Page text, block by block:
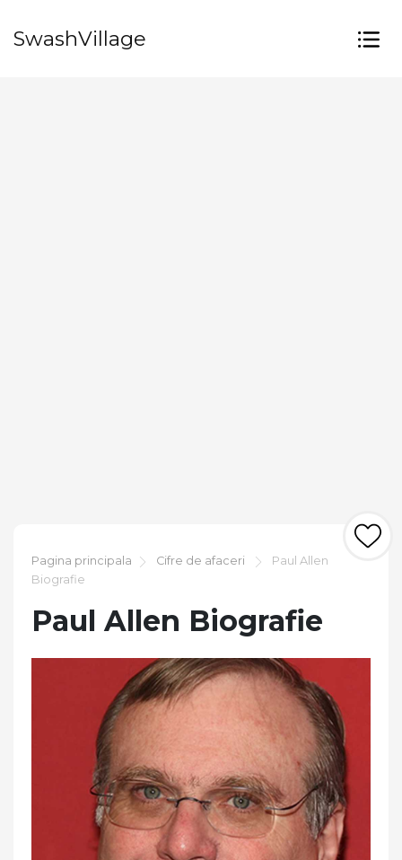
SwashVillage
Pagina principala Cifre de afaceri
Paul Allen
Biografie
Paul Allen Biografie